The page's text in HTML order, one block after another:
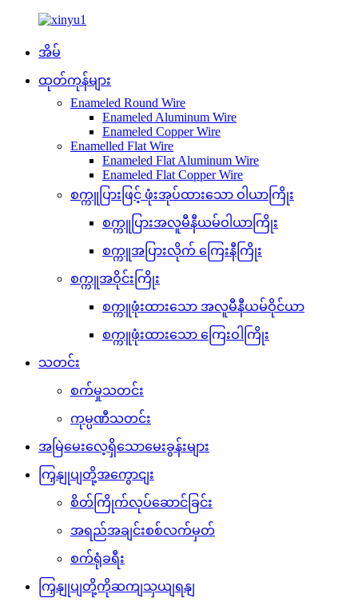
အိမ်
ထုတ်ကုန်များ
Enameled Round Wire
Enameled Aluminum Wire
Enameled Copper Wire
Enamelled Flat Wire
Enameled Flat Aluminum Wire
Enameled Flat Copper Wire
စက္ကူပြားဖြင့် ဖုံးအုပ်ထားသော ဝါယာကြိုး
စက္ကူပြားအလူမီနီယမ်ဝါယာကြိုး
စက္ကူအပြားလိုက် ကြေးနီကြိုး
စက္ကူအဝိုင်းကြိုး
စက္ကူဖုံးထားသော အလူမီနီယမ်ဝိုင်ယာ
စက္ကူဖုံးထားသော ကြေးဝါကြိုး
သတင်း
စက်မှုသတင်း
ကုမ္ပဏီသတင်း
အမြဲမေးလေ့ရှိသောမေးခွန်းများ
ကြှနျုပျတို့အကွောငျး
စိတ်ကြိုက်လုပ်ဆောင်ခြင်း
အရည်အချင်းစစ်လက်မှတ်
စက်ရုံခရီး
ကြှနျုပျတို့ကိုဆကျသှယျရနျ